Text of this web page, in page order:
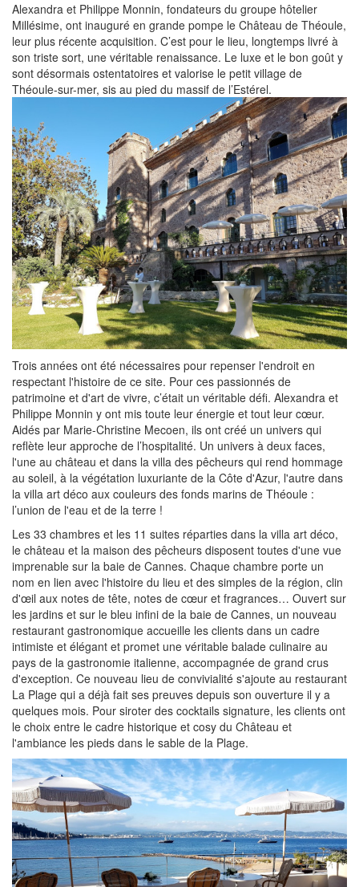
Alexandra et Philippe Monnin, fondateurs du groupe hôtelier
Millésime, ont inauguré en grande pompe le Château de Théoule,
leur plus récente acquisition. C’est pour le lieu, longtemps livré à
son triste sort, une véritable renaissance. Le luxe et le bon goût y
sont désormais ostentatoires et valorise le petit village de
Théoule-sur-mer, sis au pied du massif de l’Estérel.
Trois années ont été nécessaires pour repenser l'endroit en
respectant l'histoire de ce site. Pour ces passionnés de
patrimoine et d'art de vivre, c’était un véritable défi. Alexandra et
Philippe Monnin y ont mis toute leur énergie et tout leur cœur.
Aidés par Marie-Christine Mecoen, ils ont créé un univers qui
reflète leur approche de l’hospitalité. Un univers à deux faces,
l'une au château et dans la villa des pêcheurs qui rend hommage
au soleil, à la végétation luxuriante de la Côte d'Azur, l'autre dans
la villa art déco aux couleurs des fonds marins de Théoule :
l’union de l'eau et de la terre !
Les 33 chambres et les 11 suites réparties dans la villa art déco,
le château et la maison des pêcheurs disposent toutes d'une vue
imprenable sur la baie de Cannes. Chaque chambre porte un
nom en lien avec l'histoire du lieu et des simples de la région, clin
d'œil aux notes de tête, notes de cœur et fragrances… Ouvert sur
les jardins et sur le bleu infini de la baie de Cannes, un nouveau
restaurant gastronomique accueille les clients dans un cadre
intimiste et élégant et promet une véritable balade culinaire au
pays de la gastronomie italienne, accompagnée de grand crus
d'exception. Ce nouveau lieu de convivialité s'ajoute au restaurant
La Plage qui a déjà fait ses preuves depuis son ouverture il y a
quelques mois. Pour siroter des cocktails signature, les clients ont
le choix entre le cadre historique et cosy du Château et
l'ambiance les pieds dans le sable de la Plage.